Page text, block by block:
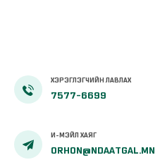
ХЭРЭГЛЭГЧИЙН ЛАВЛАХ
7577-6699
И-МЭЙЛ ХАЯГ
ORHON@NDAATGAL.MN